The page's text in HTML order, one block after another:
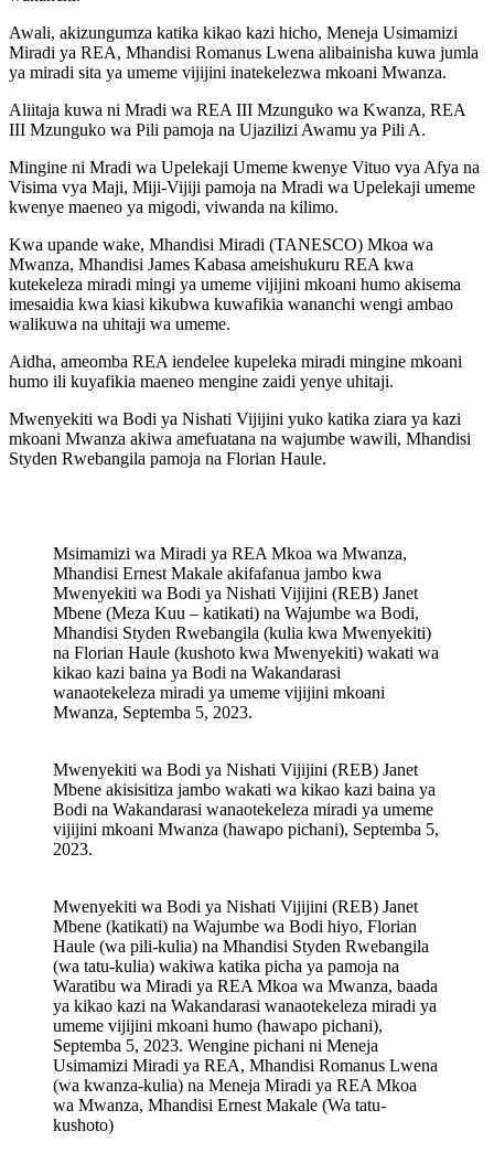
Awali, akizungumza katika kikao kazi hicho, Meneja Usimamizi
Miradi ya REA, Mhandisi Romanus Lwena alibainisha kuwa jumla
ya miradi sita ya umeme vijijini inatekelezwa mkoani Mwanza.
Aliitaja kuwa ni Mradi wa REA III Mzunguko wa Kwanza, REA
III Mzunguko wa Pili pamoja na Ujazilizi Awamu ya Pili A.
Mingine ni Mradi wa Upelekaji Umeme kwenye Vituo vya Afya na
Visima vya Maji, Miji-Vijiji pamoja na Mradi wa Upelekaji umeme
kwenye maeneo ya migodi, viwanda na kilimo.
Kwa upande wake, Mhandisi Miradi (TANESCO) Mkoa wa
Mwanza, Mhandisi James Kabasa ameishukuru REA kwa
kutekeleza miradi mingi ya umeme vijijini mkoani humo akisema
imesaidia kwa kiasi kikubwa kuwafikia wananchi wengi ambao
walikuwa na uhitaji wa umeme.
Aidha, ameomba REA iendelee kupeleka miradi mingine mkoani
humo ili kuyafikia maeneo mengine zaidi yenye uhitaji.
Mwenyekiti wa Bodi ya Nishati Vijijini yuko katika ziara ya kazi
mkoani Mwanza akiwa amefuatana na wajumbe wawili, Mhandisi
Styden Rwebangila pamoja na Florian Haule.
Msimamizi wa Miradi ya REA Mkoa wa Mwanza,
Mhandisi Ernest Makale akifafanua jambo kwa
Mwenyekiti wa Bodi ya Nishati Vijijini (REB) Janet
Mbene (Meza Kuu – katikati) na Wajumbe wa Bodi,
Mhandisi Styden Rwebangila (kulia kwa Mwenyekiti)
na Florian Haule (kushoto kwa Mwenyekiti) wakati wa
kikao kazi baina ya Bodi na Wakandarasi
wanaotekeleza miradi ya umeme vijijini mkoani
Mwanza, Septemba 5, 2023.
Mwenyekiti wa Bodi ya Nishati Vijijini (REB) Janet
Mbene akisisitiza jambo wakati wa kikao kazi baina ya
Bodi na Wakandarasi wanaotekeleza miradi ya umeme
vijijini mkoani Mwanza (hawapo pichani), Septemba 5,
2023.
Mwenyekiti wa Bodi ya Nishati Vijijini (REB) Janet
Mbene (katikati) na Wajumbe wa Bodi hiyo, Florian
Haule (wa pili-kulia) na Mhandisi Styden Rwebangila
(wa tatu-kulia) wakiwa katika picha ya pamoja na
Waratibu wa Miradi ya REA Mkoa wa Mwanza, baada
ya kikao kazi na Wakandarasi wanaotekeleza miradi ya
umeme vijijini mkoani humo (hawapo pichani),
Septemba 5, 2023. Wengine pichani ni Meneja
Usimamizi Miradi ya REA, Mhandisi Romanus Lwena
(wa kwanza-kulia) na Meneja Miradi ya REA Mkoa
wa Mwanza, Mhandisi Ernest Makale (Wa tatu-
kushoto)